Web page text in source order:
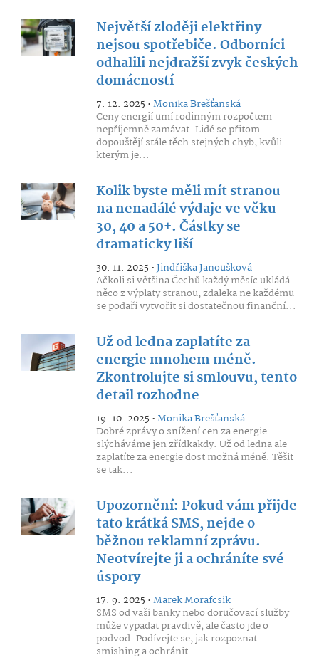
Největší zloději elektřiny
nejsou spotřebiče. Odborníci
odhalili nejdražší zvyk českých
domácností
7. 12. 2025 •Monika Brešťanská
Ceny energií umí rodinným rozpočtem
nepříjemně zamávat. Lidé se přitom
dopouštějí stále těch stejných chyb, kvůli
kterým je...
Kolik byste měli mít stranou
na nenadálé výdaje ve věku
30, 40 a 50+. Částky se
dramaticky liší
30. 11. 2025 •Jindřiška Janoušková
Ačkoli si většina Čechů každý měsíc ukládá
něco z výplaty stranou, zdaleka ne každému
se podaří vytvořit si dostatečnou finanční...
Už od ledna zaplatíte za
energie mnohem méně.
Zkontrolujte si smlouvu, tento
detail rozhodne
19. 10. 2025 •Monika Brešťanská
Dobré zprávy o snížení cen za energie
slýcháváme jen zřídkakdy. Už od ledna ale
zaplatíte za energie dost možná méně. Těšit
se tak...
Upozornění: Pokud vám přijde
tato krátká SMS, nejde o
běžnou reklamní zprávu.
Neotvírejte ji a ochráníte své
úspory
17. 9. 2025 •Marek Morafcsik
SMS od vaší banky nebo doručovací služby
může vypadat pravdivě, ale často jde o
podvod. Podívejte se, jak rozpoznat
smishing a ochránit...